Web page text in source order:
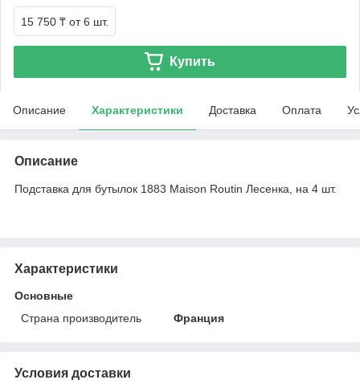
15 750 ₸ от 6 шт.
Купить
Описание Характеристики Доставка Оплата
Описание
Подставка для бутылок 1883 Maison Routin Лесенка, на 4 шт.
Характеристики
Основные
Страна производитель
Франция
Условия доставки